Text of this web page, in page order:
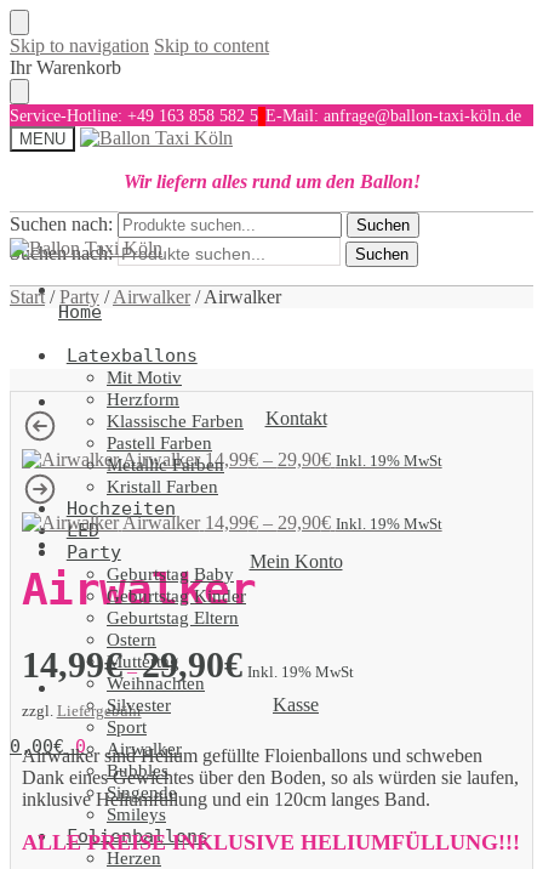
Skip to navigation Skip to content
Ihr Warenkorb
Service-Hotline: +49 163 858 582 5 E-Mail: anfrage@ballon-taxi-köln.de
MENU
Wir liefern alles rund um den Ballon!
Suchen nach: Suchen
Kontakt
Mein Konto
Kasse
0,00€ 0
Suchen nach: Suchen
Home
Latexballons
Mit Motiv
Herzform
Klassische Farben
Pastell Farben
Metallic Farben
Kristall Farben
Hochzeiten
LED
Party
Geburtstag Baby
Geburtstag Kinder
Geburtstag Eltern
Ostern
Muttertag
Weihnachten
Silvester
Sport
Airwalker
Bubbles
Singende
Smileys
Folienballons
Herzen
Start /Party /Airwalker/Airwalker
Airwalker 14,99€– 29,90€ Inkl. 19% MwSt
Airwalker 14,99€– 29,90€ Inkl. 19% MwSt
Airwalker
14,99€–29,90€ Inkl. 19% MwSt
zzgl. Liefergebühr
Airwalker sind Helium gefüllte Floienballons und schweben
Dank eines Gewichtes über den Boden, so als würden sie laufen,
inklusive Heliumfüllung und ein 120cm langes Band.
ALLE PREISE INKLUSIVE HELIUMFÜLLUNG!!!